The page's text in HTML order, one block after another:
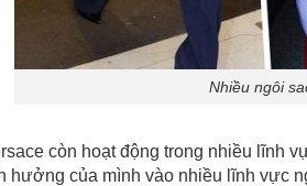
Nhiều ngôi
còn hoạt động trong nhiều lĩnh
hưởng của mình vào nhiều lĩnh vực